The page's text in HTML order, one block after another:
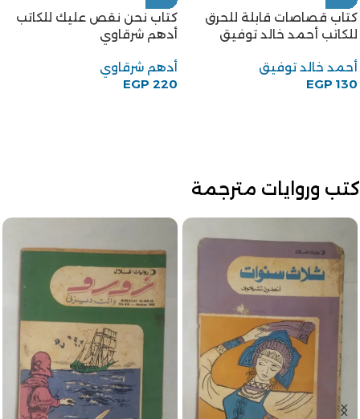
كتاب قصاصات قابلة للحرق
للكاتب أحمد خالد توفيق
أحمد خالد توفيق
EGP 130
كتاب نحن نقص عليك للكاتب
أدهم شرقاوي
أدهم شرقاوي
EGP 220
كتب وروايات مترجمة